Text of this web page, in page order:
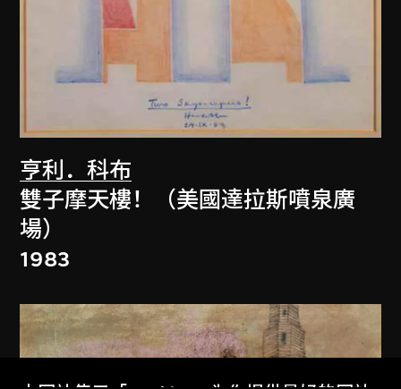
亨利．科布
雙子摩天樓！（美國達拉斯噴泉廣
場）
1983